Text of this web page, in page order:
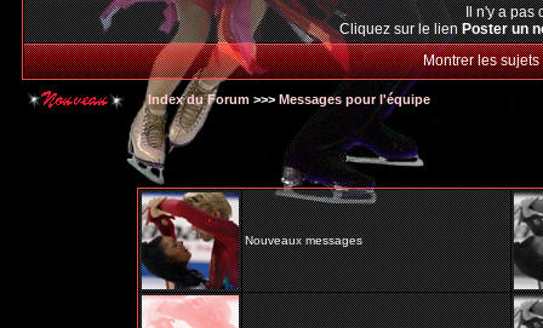
Il n'y a pas
Cliquez sur le lienPoster un
Montrer les
Index du Forum >>> Messages pour l'équipe
Nouveaux messages